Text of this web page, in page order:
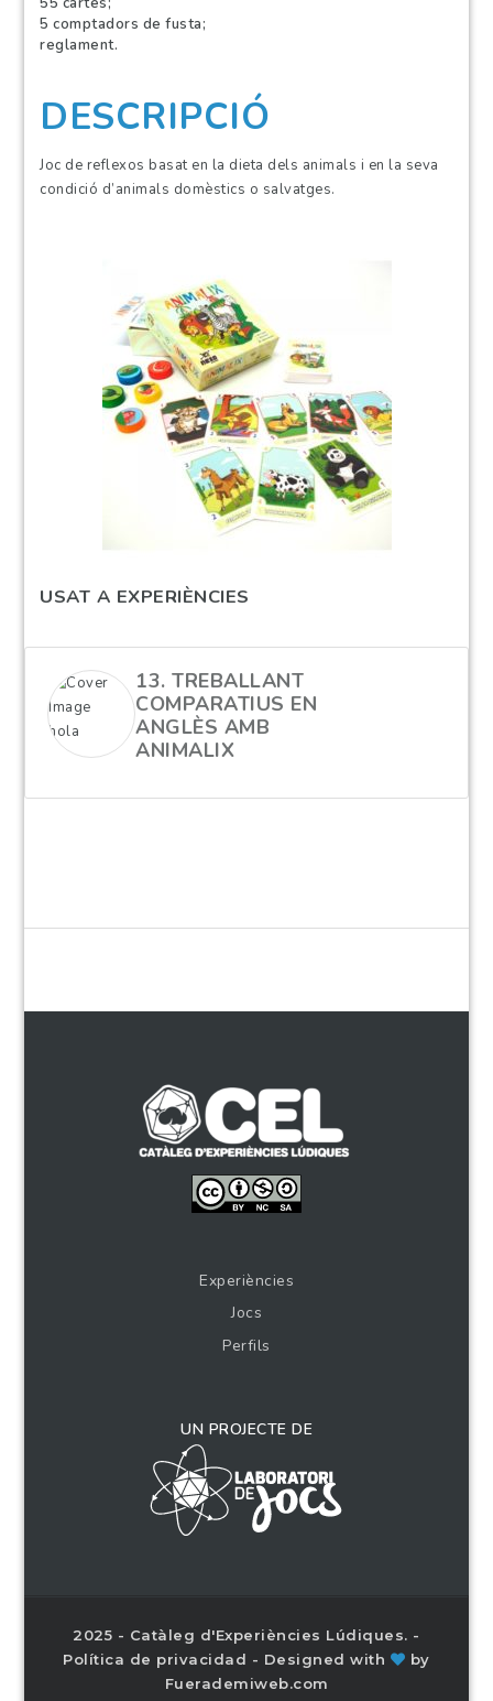
5 comptadors de fusta;
reglament.
DESCRIPCIÓ
Joc de reflexos basat en la dieta dels animals i en la seva
condició d’animals domèstics o salvatges.
USAT A EXPERIÈNCIES
hola
13. TREBALLANT
COMPARATIUS EN
ANGLÈS AMB
ANIMALIX
Experiències
Jocs
Perfils
UN PROJECTE DE
2025 - Catàleg d'Experiències Lúdiques. -
Política de privacidad - Designed with
by
Fuerademiweb.com